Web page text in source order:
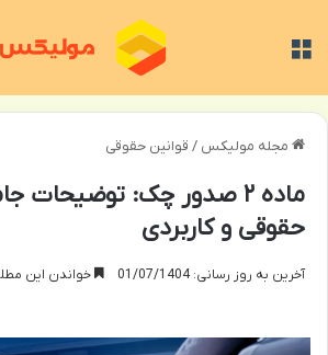
مجله مولیکس / قوانین حقوقی
ماده ۲ صدور چک: توضیحات
حقوقی و کاربردی
آخرین به روز رسانی: 01/07/1404 خواندن این مطلب 17 دقیقه زمان